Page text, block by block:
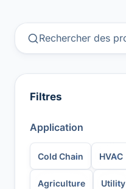
Filtres
Application
Cold Chain HVAC
Agriculture Utility